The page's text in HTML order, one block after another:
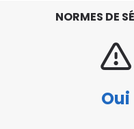
NORMES DE
Oui